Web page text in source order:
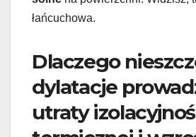
łańcuchowa.
Dlaczego
dylatacje
utraty